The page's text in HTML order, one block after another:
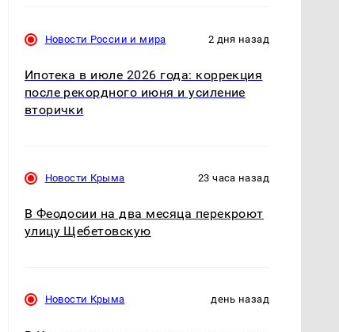
Новости России и мира 2 дня назад
Ипотека в июле 2026 года: коррекция
после рекордного июня и усиление
вторички
Новости Крыма 23 часа назад
В Феодосии на два месяца перекроют
улицу Щебетовскую
Новости Крыма день назад